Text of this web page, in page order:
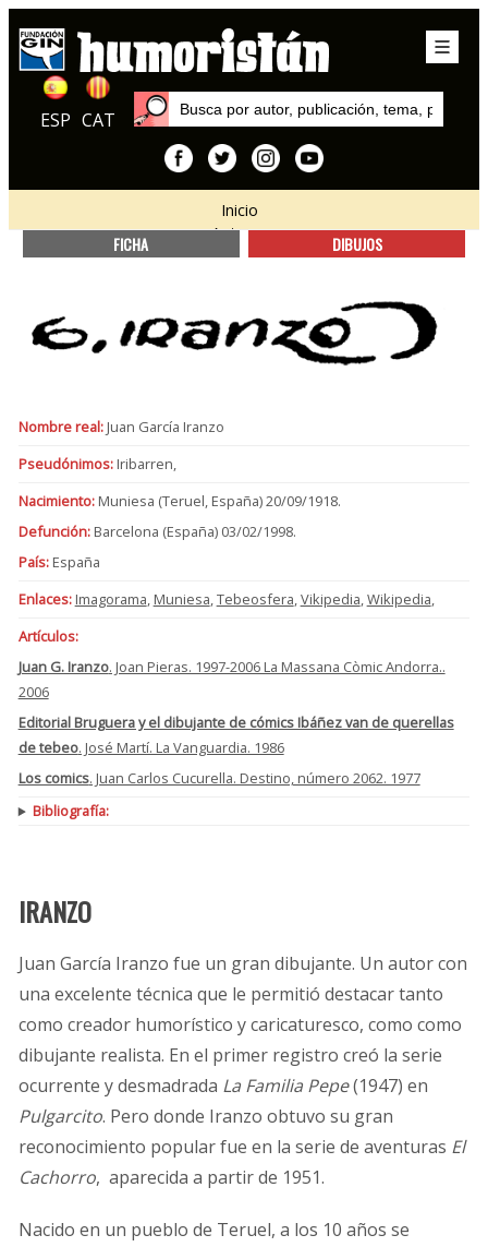
ESP CAT
Inicio
Autores
FICHA DIBUJOS
Nombre real:Juan García Iranzo
Pseudónimos:Iribarren,
Nacimiento:Muniesa (Teruel, España) 20/09/1918.
Defunción:Barcelona (España) 03/02/1998.
País:España
Enlaces: Imagorama, Muniesa,Tebeosfera,Vikipedia,Wikipedia,
Artículos:
Juan G. Iranzo. Joan Pieras. 1997-2006 La Massana Còmic Andorra..
2006
Editorial Bruguera y el dibujante de cómics Ibáñez van de querellas
de tebeo. José Martí. La Vanguardia. 1986
Los comics. Juan Carlos Cucurella. Destino, número 2062. 1977
Bibliografía:
IRANZO
Juan García Iranzo fue un gran dibujante. Un autor con
una excelente técnica que le permitió destacar tanto
como creador humorístico y caricaturesco, como como
dibujante realista. En el primer registro creó la serie
ocurrente y desmadrada La Familia Pepe(1947) en
Pulgarcito. Pero donde Iranzo obtuvo su gran
reconocimiento popular fue en la serie de aventuras El
Cachorro, aparecida a partir de 1951.
Nacido en un pueblo de Teruel, a los 10 años se